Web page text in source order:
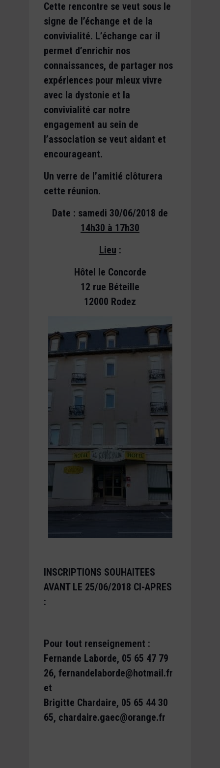
Cette rencontre se veut sous le
signe de l’échange et de la
convivialité. L’échange car il
permet d’enrichir nos
connaissances, de partager nos
expériences pour mieux vivre
avec la dystonie et la
convivialité car notre
engagement au sein de
l’association se veut aidant et
encourageant.
Un verre de l’amitié clôturera
cette réunion.
Date : samedi 30/06/2018 de
14h30 à 17h30
Lieu :
Hôtel le Concorde
12 rue Béteille
12000 Rodez
INSCRIPTIONS SOUHAITEES
AVANT LE 25/06/2018 CI-APRES
:
Pour tout renseignement :
Fernande Laborde, 05 65 47 79
26, fernandelaborde@hotmail.fr
et
Brigitte Chardaire, 05 65 44 30
65, chardaire.gaec@orange.fr